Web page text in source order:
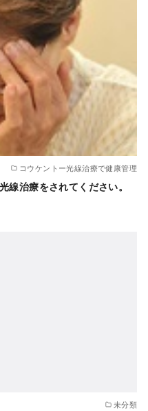
コウケントー光線治療で健康管理
線治療をされてください。
未分類